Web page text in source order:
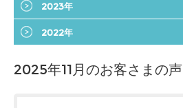
2023年
2022年
2025年11月のお客さまの声